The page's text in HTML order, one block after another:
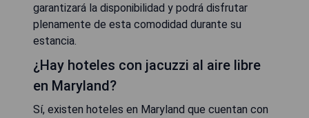
garantizará la disponibilidad y podrá disfrutar
plenamente de esta comodidad durante su
estancia.
¿Hay hoteles con jacuzzi al aire libre
en Maryland?
Sí, existen hoteles en Maryland que cuentan con